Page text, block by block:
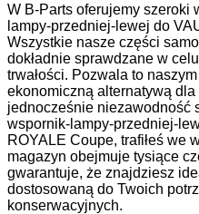
W B-Parts oferujemy szeroki
lampy-przedniej-lewej do
Wszystkie nasze części
dokładnie sprawdzane w
trwałości. Pozwala to
ekonomiczną alternatywą
jednocześnie niezawodność
wspornik-lampy-przedniej-
ROYALE Coupe, trafiłeś we
magazyn obejmuje tysiące
gwarantuje, że znajdziesz
dostosowaną do Twoich
konserwacyjnych.